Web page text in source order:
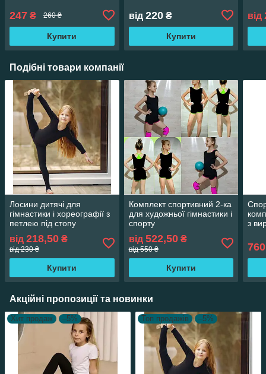
тренувальна
247 ₴ 260 ₴
Купити
від 220₴
Купити
від
Подібні товари компанії
Лосини дитячі для
гімнастики і хореографії з
петлею під стопу
від 218,50 ₴
від 230 ₴
Купити
Комплект спортивний 2-ка
для художньої гімнастики і
спорту
від 522,50₴
від 550 ₴
Купити
з
760
Акційні пропозиції та новинки
Хит продаж –5% Топ продажів –5%